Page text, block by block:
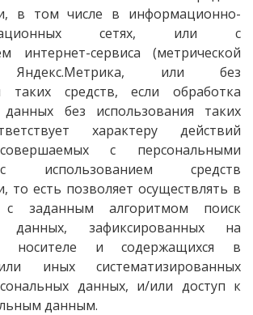
в том числе в информационно-
сетях, или с
интернет-сервиса (метрической
Яндекс.Метрика, или без
таких средств, если обработка
данных без использования таких
характеру действий
с персональными
средств
то есть позволяет осуществлять в
с заданным алгоритмом поиск
данных, зафиксированных на
носителе и содержащихся в
иных систематизированных
данных, и/или доступ к
данным.